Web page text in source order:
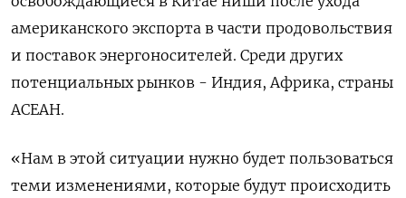
американского экспорта в части продовольствия
и поставок энергоносителей. Среди других
потенциальных рынков - Индия, Африка, страны
АСЕАН.
«Нам в этой ситуации нужно будет пользоваться
теми изменениями, которые будут происходить